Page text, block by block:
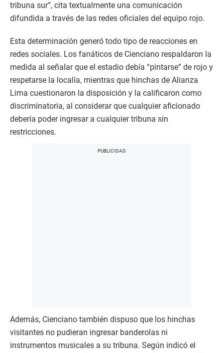
tribuna sur”, cita textualmente una comunicación
difundida a través de las redes oficiales del equipo rojo.
Esta determinación generó todo tipo de reacciones en
redes sociales. Los fanáticos de Cienciano respaldaron la
medida al señalar que el estadio debía “pintarse” de rojo y
respetarse la localía, mientras que hinchas de Alianza
Lima cuestionaron la disposición y la calificaron como
discriminatoria, al considerar que cualquier aficionado
debería poder ingresar a cualquier tribuna sin
restricciones.
Además, Cienciano también dispuso que los hinchas
visitantes no pudieran ingresar banderolas ni
instrumentos musicales a su tribuna. Según indicó el